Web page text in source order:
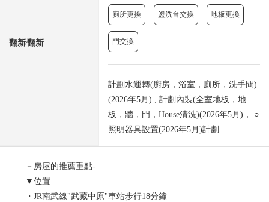
翻新⁄翻新
廁所更換 盥洗台交換 地板更換
門交換
計劃水運轉(廚房，浴室，廁所，洗手間)
(2026年5月) , 計劃內裝(全室地板，地
板，牆，門，House清洗)(2026年5月)， ○
照明器具設置(2026年5月)計劃
－房屋的推薦重點-
▼位置
・JR南武線"武藏中原"車站步行18分鐘